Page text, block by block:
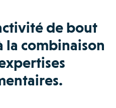
de bout
la combinaison